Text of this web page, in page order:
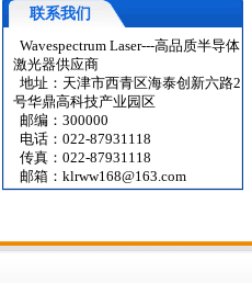
联系我们
Wavespectrum Laser---高品质半导体
激光器供应商
地址：天津市西青区海泰创新六路2
号华鼎高科技产业园区
邮编：300000
电话：022-87931118
传真：022-87931118
邮箱： klrww168@163.com